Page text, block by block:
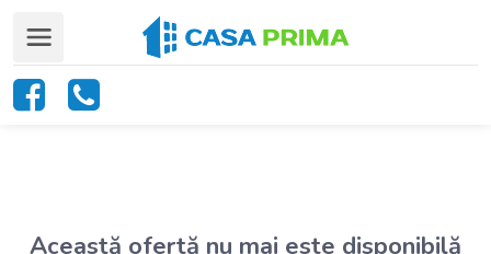
Această ofertă nu mai este disponibilă